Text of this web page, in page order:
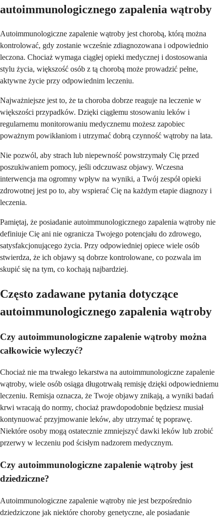
autoimmunologicznego zapalenia wątroby
Autoimmunologiczne zapalenie wątroby jest chorobą, którą można
kontrolować, gdy zostanie wcześnie zdiagnozowana i odpowiednio
leczona. Chociaż wymaga ciągłej opieki medycznej i dostosowania
stylu życia, większość osób z tą chorobą może prowadzić pełne,
aktywne życie przy odpowiednim leczeniu.
Najważniejsze jest to, że ta choroba dobrze reaguje na leczenie w
większości przypadków. Dzięki ciągłemu stosowaniu leków i
regularnemu monitorowaniu medycznemu możesz zapobiec
poważnym powikłaniom i utrzymać dobrą czynność wątroby na lata.
Nie pozwól, aby strach lub niepewność powstrzymały Cię przed
poszukiwaniem pomocy, jeśli odczuwasz objawy. Wczesna
interwencja ma ogromny wpływ na wyniki, a Twój zespół opieki
zdrowotnej jest po to, aby wspierać Cię na każdym etapie diagnozy i
leczenia.
Pamiętaj, że posiadanie autoimmunologicznego zapalenia wątroby nie
definiuje Cię ani nie ogranicza Twojego potencjału do zdrowego,
satysfakcjonującego życia. Przy odpowiedniej opiece wiele osób
stwierdza, że ich objawy są dobrze kontrolowane, co pozwala im
skupić się na tym, co kochają najbardziej.
Często zadawane pytania dotyczące
autoimmunologicznego zapalenia wątroby
Czy autoimmunologiczne zapalenie wątroby można
całkowicie wyleczyć?
Chociaż nie ma trwałego lekarstwa na autoimmunologiczne zapalenie
wątroby, wiele osób osiąga długotrwałą remisję dzięki odpowiedniemu
leczeniu. Remisja oznacza, że Twoje objawy znikają, a wyniki badań
krwi wracają do normy, chociaż prawdopodobnie będziesz musiał
kontynuować przyjmowanie leków, aby utrzymać tę poprawę.
Niektóre osoby mogą ostatecznie zmniejszyć dawki leków lub zrobić
przerwy w leczeniu pod ścisłym nadzorem medycznym.
Czy autoimmunologiczne zapalenie wątroby jest
dziedziczne?
Autoimmunologiczne zapalenie wątroby nie jest bezpośrednio
dziedziczone jak niektóre choroby genetyczne, ale posiadanie